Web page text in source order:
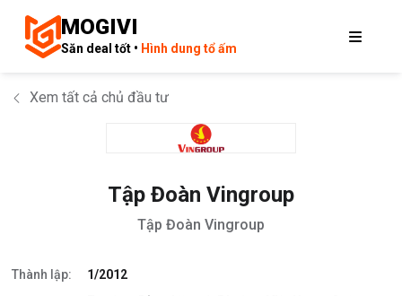
MOGIVI
Săn deal tốt • Hình dung tổ ấm
Xem tất cả chủ đầu tư
Tập Đoàn Vingroup
Tập Đoàn Vingroup
Thành lập: 1/2012